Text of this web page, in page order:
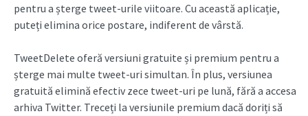
pentru a șterge tweet-urile viitoare. Cu această aplicație,
puteți elimina orice postare, indiferent de vârstă.
TweetDelete oferă versiuni gratuite și premium pentru a
șterge mai multe tweet-uri simultan. În plus, versiunea
gratuită elimină efectiv zece tweet-uri pe lună, fără a accesa
arhiva Twitter. Treceți la versiunile premium dacă doriți să